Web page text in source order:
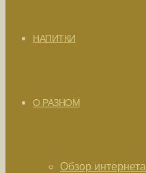
НАПИТКИ
О РАЗНОМ
Обзор интернета